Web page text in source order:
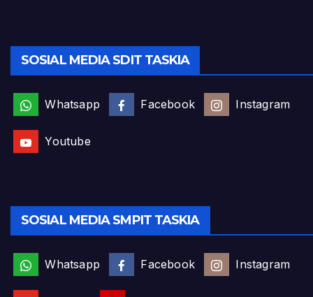
SOSIAL MEDIA SDIT TASKIA
Whatsapp Facebook Instagram
Youtube
SOSIAL MEDIA SMPIT TASKIA
Whatsapp Facebook Instagram